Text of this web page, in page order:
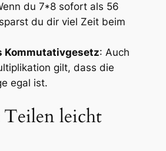
du 7*8 sofort als 56
du dir viel Zeit beim
Kommutativgesetz: Auch
gilt, dass die
egal ist.
leicht